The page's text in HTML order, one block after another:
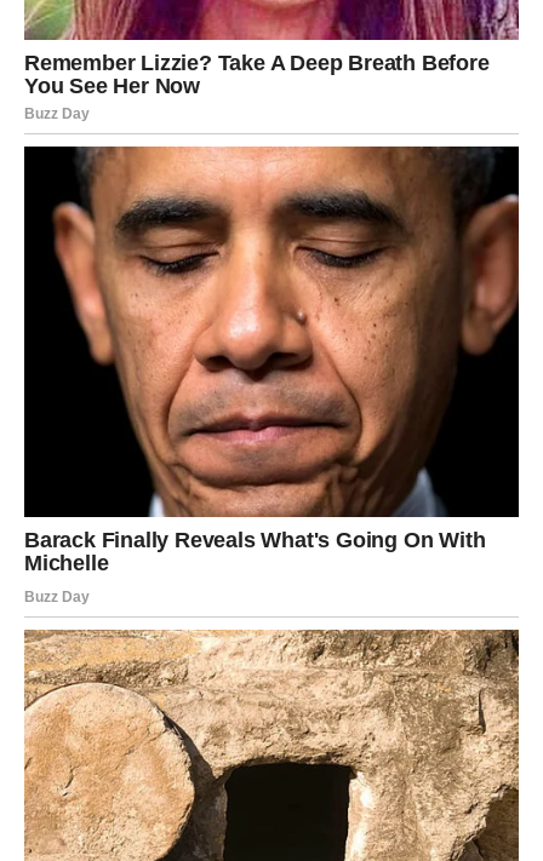
Podrška Vučiću i Osjećaj Nepravde
Jedan od ključnih faktora koji su doprinijeli ovoj situaciji je i
Vučiću. On smatra da su napadi na njega rezultat političkih
razlika, a ne ličnih nesuglasica. „Moji problemi s Dodikom nisu
povezani s privatnim stvarima. To je isključivo politička borba“,
istakao je. Ova izjava implicira da se u javnom životu često
miješaju političke i lične sfere, što dodatno komplikuje situaciju
za javne ličnosti poput Lukasa. U ovom kontekstu, važno je
napomenuti kako su umjetnici često meta političkih sukoba i
ideoloških razlika, što može imati ozbiljne posljedice po njihovu
karijeru i osobni život.
U ovom trenutku, reakcije medija i javnosti na Lukasove
stavove su raznolike. Mnogi komentatori postavljaju pitanja o
tome koliko će Aca Lukas moći izdržati pritisak koji dolazi s